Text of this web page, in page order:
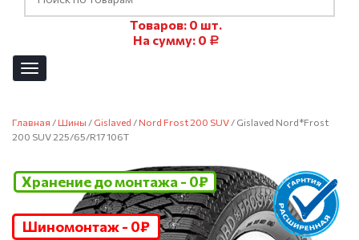
Товаров: 0 шт.
На сумму: 0 Р
Главная / Шины / Gislaved / Nord Frost 200 SUV / Gislaved Nord*Frost
200 SUV 225/65/R17 106T
Шиномонтаж - 0₽
Хранение до монтажа - 0₽